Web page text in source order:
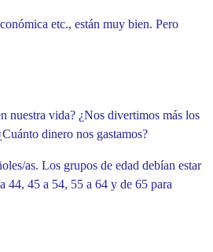
etc., están muy bien. Pero
nuestra vida? ¿Nos divertimos más los
dinero nos gastamos?
as. Los grupos de edad debían estar
44, 45 a 54, 55 a 64 y de 65 para